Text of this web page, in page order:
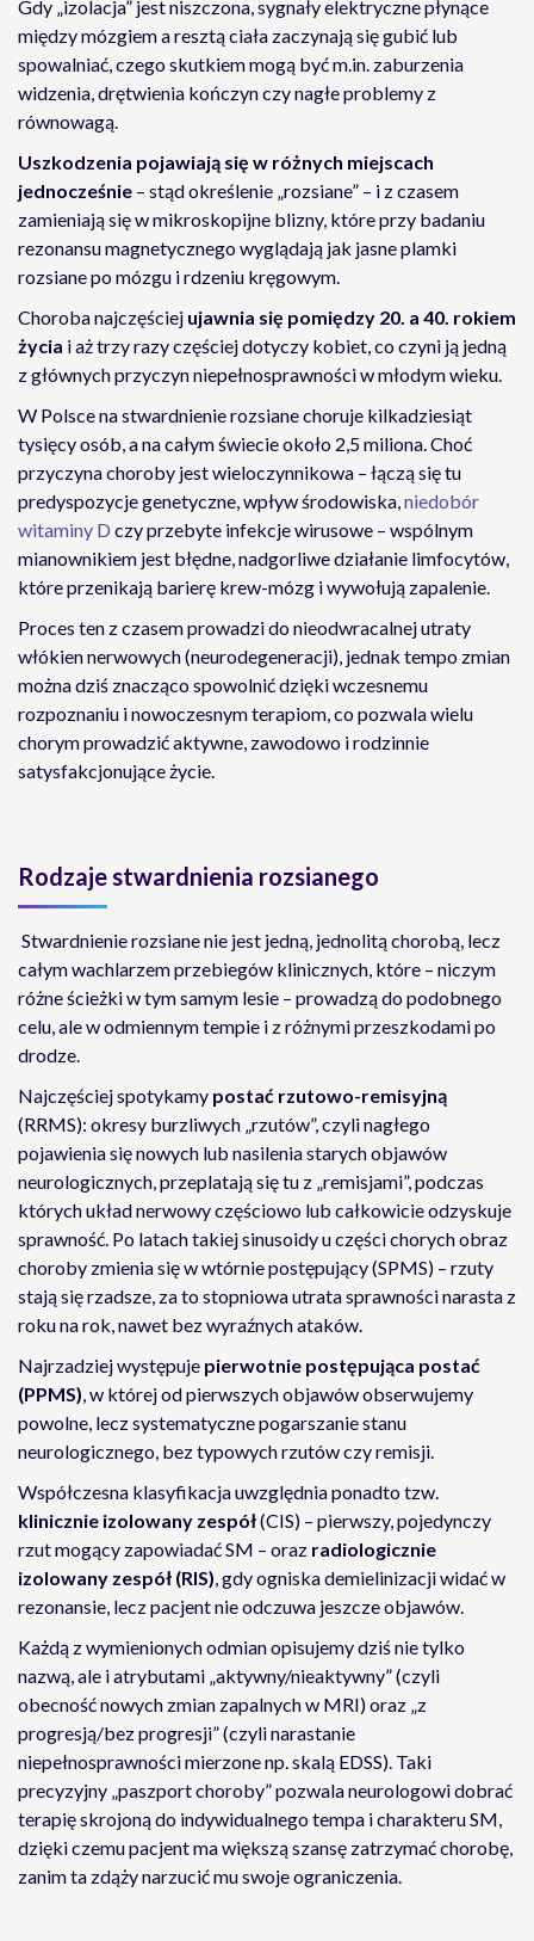
Gdy „izolacja” jest niszczona, sygnały elektryczne płynące
między mózgiem a resztą ciała zaczynają się gubić lub
spowalniać, czego skutkiem mogą być m.in. zaburzenia
widzenia, drętwienia kończyn czy nagłe problemy z
równowagą.
Uszkodzenia pojawiają się w różnych miejscach
jednocześnie – stąd określenie „rozsiane” – i z czasem
zamieniają się w mikroskopijne blizny, które przy badaniu
rezonansu magnetycznego wyglądają jak jasne plamki
rozsiane po mózgu i rdzeniu kręgowym.
Choroba najczęściej ujawnia się pomiędzy 20. a 40. rokiem
życia i aż trzy razy częściej dotyczy kobiet, co czyni ją jedną
z głównych przyczyn niepełnosprawności w młodym wieku.
W Polsce na stwardnienie rozsiane choruje kilkadziesiąt
tysięcy osób, a na całym świecie około 2,5 miliona. Choć
przyczyna choroby jest wieloczynnikowa – łączą się tu
predyspozycje genetyczne, wpływ środowiska,niedobór
witaminy D czy przebyte infekcje wirusowe – wspólnym
mianownikiem jest błędne, nadgorliwe działanie limfocytów,
które przenikają barierę krew-mózg i wywołują zapalenie.
Proces ten z czasem prowadzi do nieodwracalnej utraty
włókien nerwowych (neurodegeneracji), jednak tempo zmian
można dziś znacząco spowolnić dzięki wczesnemu
rozpoznaniu i nowoczesnym terapiom, co pozwala wielu
chorym prowadzić aktywne, zawodowo i rodzinnie
satysfakcjonujące życie.
Rodzaje stwardnienia rozsianego
Stwardnienie rozsiane nie jest jedną, jednolitą chorobą, lecz
całym wachlarzem przebiegów klinicznych, które – niczym
różne ścieżki w tym samym lesie – prowadzą do podobnego
celu, ale w odmiennym tempie i z różnymi przeszkodami po
drodze.
Najczęściej spotykamy postać rzutowo-remisyjną
(RRMS): okresy burzliwych „rzutów”, czyli nagłego
pojawienia się nowych lub nasilenia starych objawów
neurologicznych, przeplatają się tu z „remisjami”, podczas
których układ nerwowy częściowo lub całkowicie odzyskuje
sprawność. Po latach takiej sinusoidy u części chorych obraz
choroby zmienia się w wtórnie postępujący (SPMS) – rzuty
stają się rzadsze, za to stopniowa utrata sprawności narasta z
roku na rok, nawet bez wyraźnych ataków.
Najrzadziej występuje pierwotnie postępująca postać
(PPMS), w której od pierwszych objawów obserwujemy
powolne, lecz systematyczne pogarszanie stanu
neurologicznego, bez typowych rzutów czy remisji.
Współczesna klasyfikacja uwzględnia ponadto tzw.
klinicznie izolowany zespół(CIS) – pierwszy, pojedynczy
rzut mogący zapowiadać SM – oraz radiologicznie
izolowany zespół (RIS), gdy ogniska demielinizacji widać w
rezonansie, lecz pacjent nie odczuwa jeszcze objawów.
Każdą z wymienionych odmian opisujemy dziś nie tylko
nazwą, ale i atrybutami „aktywny/nieaktywny” (czyli
obecność nowych zmian zapalnych w MRI) oraz „z
progresją/bez progresji” (czyli narastanie
niepełnosprawności mierzone np. skalą EDSS). Taki
precyzyjny „paszport choroby” pozwala neurologowi dobrać
terapię skrojoną do indywidualnego tempa i charakteru SM,
dzięki czemu pacjent ma większą szansę zatrzymać chorobę,
zanim ta zdąży narzucić mu swoje ograniczenia.